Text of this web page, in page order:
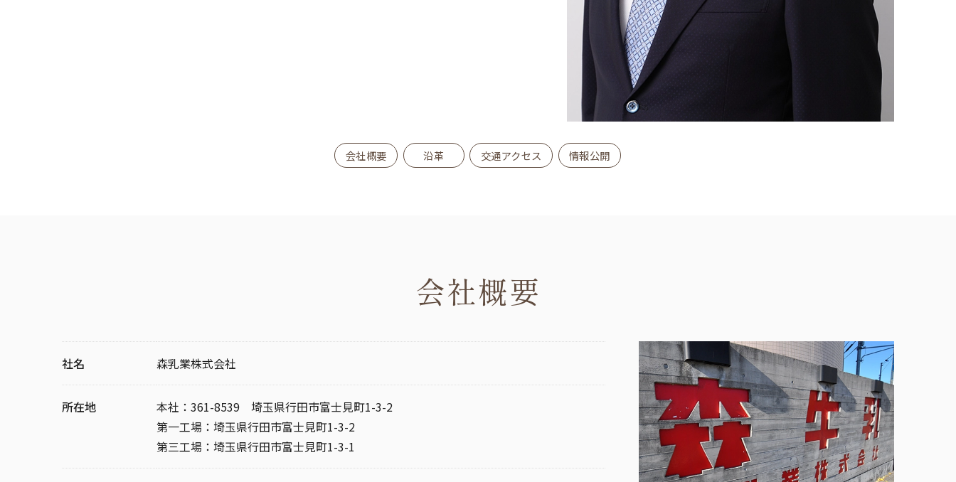
会社概要 沿革 交通アクセス 情報公開
会社概要
社名 森乳業株式会社
所在地
本社：361-8539 埼玉県行田市富士見町1-3-2
第一工場：埼玉県行田市富士見町1-3-2
第三工場：埼玉県行田市富士見町1-3-1